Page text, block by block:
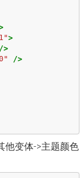
>
/>
/>
他变体->主题颜色